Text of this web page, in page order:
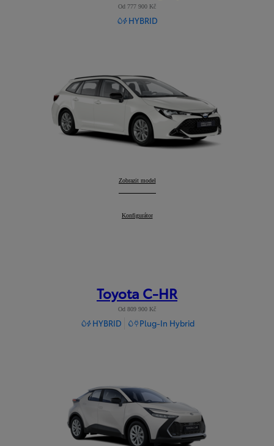
Od 777 900 Kč
HYBRID
Corolla Touring Sports
Zobrazit model
Corolla Touring Sports
Konfigurátor
Toyota C-HR
Od 809 900 Kč
HYBRID Plug-In Hybrid